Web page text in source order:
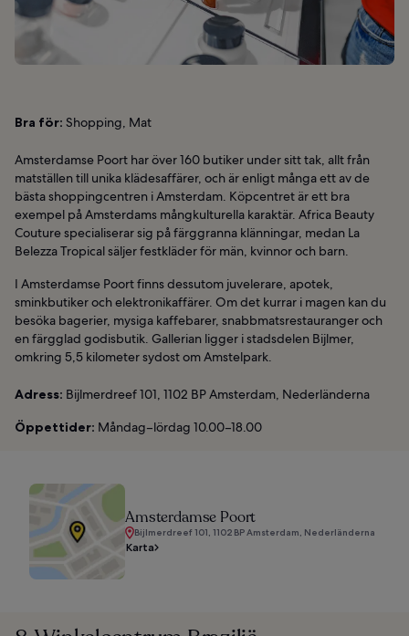
Bra för: Shopping, Mat
Amsterdamse Poort har över 160 butiker under sitt tak, allt från
matställen till unika klädesaffärer, och är enligt många ett av de
bästa shoppingcentren i Amsterdam. Köpcentret är ett bra
exempel på Amsterdams mångkulturella karaktär. Africa Beauty
Couture specialiserar sig på färggranna klänningar, medan La
Belezza Tropical säljer festkläder för män, kvinnor och barn.
I Amsterdamse Poort finns dessutom juvelerare, apotek,
sminkbutiker och elektronikaffärer. Om det kurrar i magen kan du
besöka bagerier, mysiga kaffebarer, snabbmatsrestauranger och
en färgglad godisbutik. Gallerian ligger i stadsdelen Bijlmer,
omkring 5,5 kilometer sydost om Amstelpark.
Adress: Bijlmerdreef 101, 1102 BP Amsterdam, Nederländerna
Öppettider: Måndag–lördag 10.00–18.00
Amsterdamse Poort
Bijlmerdreef 101, 1102 BP Amsterdam, Nederländerna
Karta